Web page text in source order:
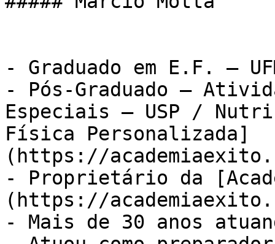
- Graduado em E.F. –
- Pós-Graduado –
Especiais – USP /
Física Personalizada]
(https://
- Proprietário da
(https://
- Mais de 30 anos